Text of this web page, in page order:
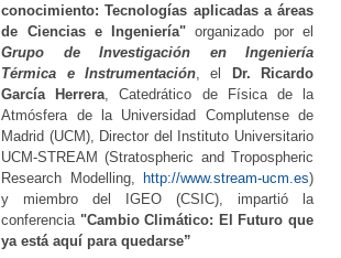
conocimiento: Tecnologías aplicadas a áreas
de Ciencias e Ingeniería" organizado por el
Grupo de Investigación en Ingeniería
Térmica e Instrumentación, el Dr. Ricardo
García Herrera , Catedrático de Física de la
Atmósfera de la Universidad Complutense de
Madrid (UCM), Director del Instituto Universitario
UCM-STREAM (Stratospheric and Tropospheric
Research Modelling, http://www.stream-ucm.es)
y miembro del IGEO (CSIC), impartió la
conferencia "Cambio Climático: El Futuro que
ya está aquí para quedarse”